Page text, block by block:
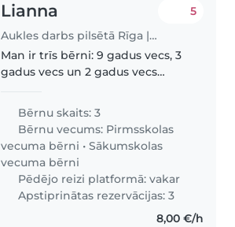
Lianna
Aukles darbs pilsētā Rīga | Babysits
5
Man ir trīs bērni: 9 gadus vecs, 3
gadus vecs un 2 gadus vecs
grūtniecības mēnesī, tāpēc
jebkāda papildu palīdzība būtu
ļoti pateicīga. Mani interesē:..
Bērnu skaits: 3
Bērnu vecums: Pirmsskolas
vecuma bērni •Sākumskolas
vecuma bērni
Pēdējo reizi platformā: vakar
Apstiprinātas rezervācijas: 3
8,00 €/h